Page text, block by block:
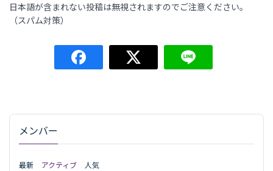
日本語が含まれない投稿は無視されますのでご注意ください。
（スパム対策）
メンバー
最新 アクティブ 人気